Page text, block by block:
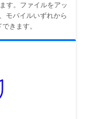
す。ファイルをアッ
モバイルいずれから
きます。